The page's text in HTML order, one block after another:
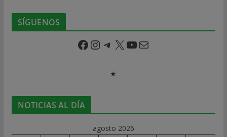
SÍGUENOS
Facebook Instagram Telegram X YouTube Correo electrónico
★
NOTICIAS AL DÍA
agosto 2026